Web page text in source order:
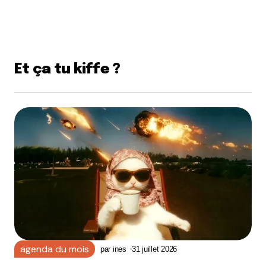
Et ça tu kiffe ?
agenda du mois par ines 31 juillet 2026